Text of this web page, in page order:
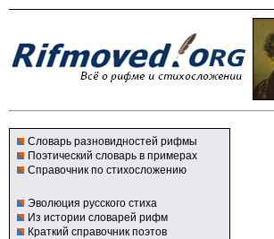
Словарь разновидностей рифмы
Поэтический словарь в примерах
Справочник по стихосложению
Эволюция русского стиха
Из истории словарей рифм
Краткий справочник поэтов